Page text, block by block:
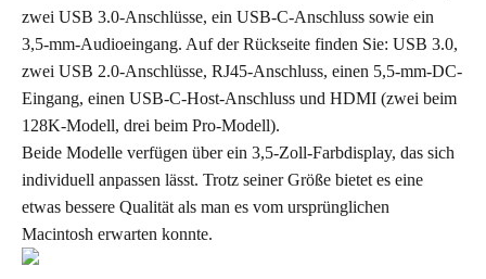
zwei USB 3.0-Anschlüsse, ein USB-C-Anschluss sowie ein
3,5-mm-Audioeingang. Auf der Rückseite finden Sie: USB 3.0,
zwei USB 2.0-Anschlüsse, RJ45-Anschluss, einen 5,5-mm-DC-
Eingang, einen USB-C-Host-Anschluss und HDMI (zwei beim
128K-Modell, drei beim Pro-Modell).
Beide Modelle verfügen über ein 3,5-Zoll-Farbdisplay, das sich
individuell anpassen lässt. Trotz seiner Größe bietet es eine
etwas bessere Qualität als man es vom ursprünglichen
Macintosh erwarten konnte.